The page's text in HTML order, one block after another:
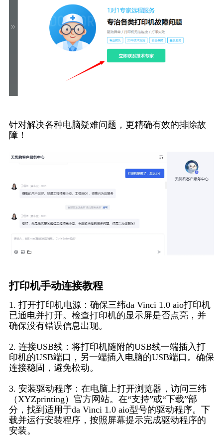
针对解决各种电脑疑难问题，更精确有效的排除故
障！
打印机手动连接教程
1. 打开打印机电源：确保三纬da Vinci 1.0 aio打印机
已通电并打开。检查打印机的显示屏是否点亮，并
确保没有错误信息出现。
2. 连接USB线：将打印机随附的USB线一端插入打
印机的USB端口，另一端插入电脑的USB端口。确保
连接稳固，避免松动。
3. 安装驱动程序：在电脑上打开浏览器，访问三纬
（XYZprinting）官方网站。在“支持”或“下载”部
分，找到适用于da Vinci 1.0 aio型号的驱动程序。下
载并运行安装程序，按照屏幕提示完成驱动程序的
安装。